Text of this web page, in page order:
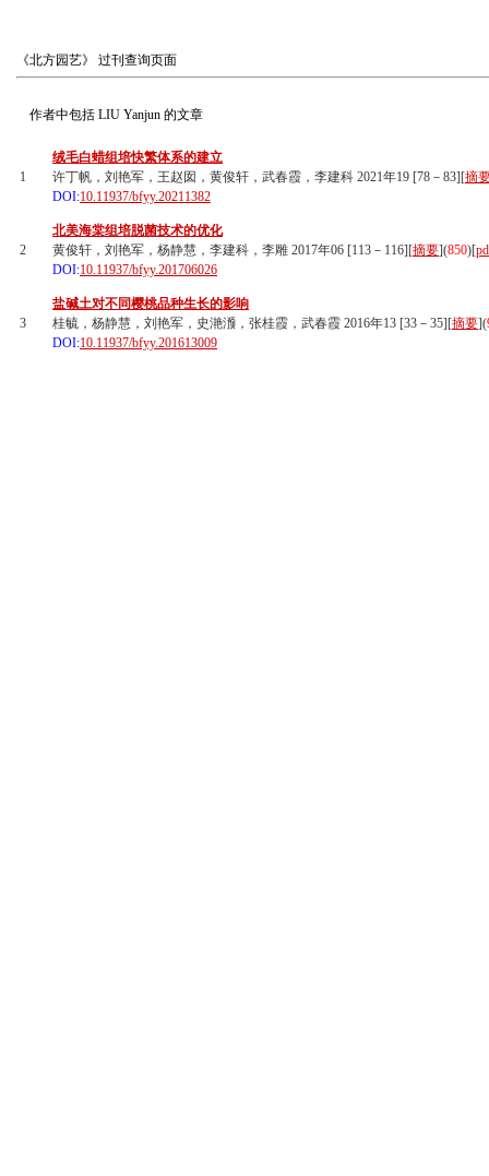
《北方园艺》 过刊查询页面
作者中包括 LIU Yanjun 的文章
1
绒毛白蜡组培快繁体系的建立
许丁帆，刘艳军，王赵囡，黄俊轩，武春霞，李建科 2021年19 [78－83][摘
DOI:10.11937/bfyy.20211382
2
北美海棠组培脱菌技术的优化
黄俊轩，刘艳军，杨静慧，李建科，李雕 2017年06 [113－116][摘要](850)[
DOI:10.11937/bfyy.201706026
3
盐碱土对不同樱桃品种生长的影响
桂毓，杨静慧，刘艳军，史滟滪，张桂霞，武春霞 2016年13 [33－35][摘要](
DOI:10.11937/bfyy.201613009